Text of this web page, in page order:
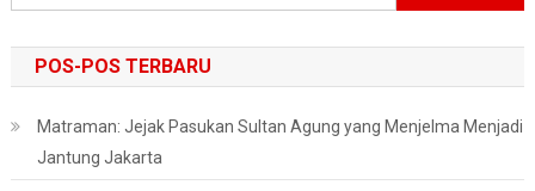
untuk:
POS-POS TERBARU
Matraman: Jejak Pasukan Sultan Agung yang Menjelma Menjadi
Jantung Jakarta